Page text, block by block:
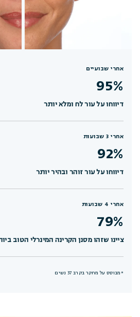
אחרי שבועיים
95%
דיווחו על עור לח ומלא יותר
אחרי 3 שבועות
92%
דיווחו על עור זוהר ובהיר יותר
אחרי 4 שבועות
79%
ציינו שזהו מסנן הקרינה המינרלי הטוב
*מבוסס על מחקר בקרב 37 נשים